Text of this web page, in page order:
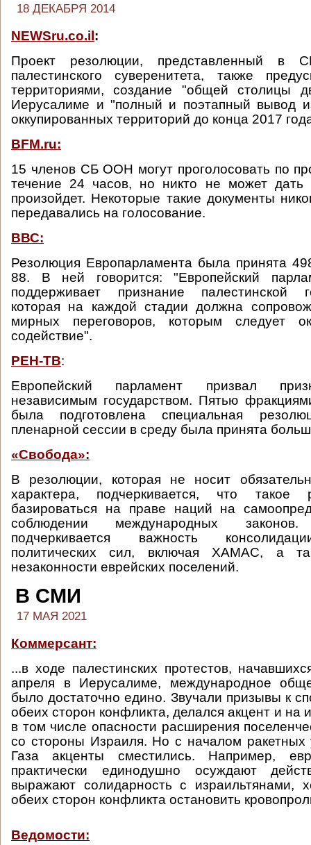
18 ДЕКАБРЯ 2014
NEWSru.co.il :
Проект резолюции, представленный
палестинского суверенитета, также
территориями, создание "общей столицы
Иерусалиме и "полный и поэтапный вывод
оккупированных территорий до конца 2017
BFM.ru:
15 членов СБ ООН могут проголосовать по
течение 24 часов, но никто не может дать
произойдет. Некоторые такие документы
передавались на голосование.
ВВС:
Резолюция Европарламента была принята
88. В ней говорится: "Европейский
поддерживает признание палестинской
которая на каждой стадии должна
мирных переговоров, которым следует
содействие".
РЕН-ТВ:
Европейский парламент призвал
независимым государством. Пятью
была подготовлена специальная
пленарной сессии в среду была принята
«Свобода»:
В резолюции, которая не носит
характера, подчеркивается, что такое
базироваться на праве наций на
соблюдении международных
подчеркивается важность
политических сил, включая ХАМАС, а
незаконности еврейских поселений.
В СМИ
17 МАЯ 2021
Коммерсант:
...в ходе палестинских протестов,
апреля в Иерусалиме, международное
было достаточно едино. Звучали призывы к
обеих сторон конфликта, делался акцент и на
в том числе опасности расширения
со стороны Израиля. Но с началом ракетных
Газа акценты сместились. Например,
практически единодушно осуждают
выражают солидарность с израильтянами,
обеих сторон конфликта остановить
Ведомости: